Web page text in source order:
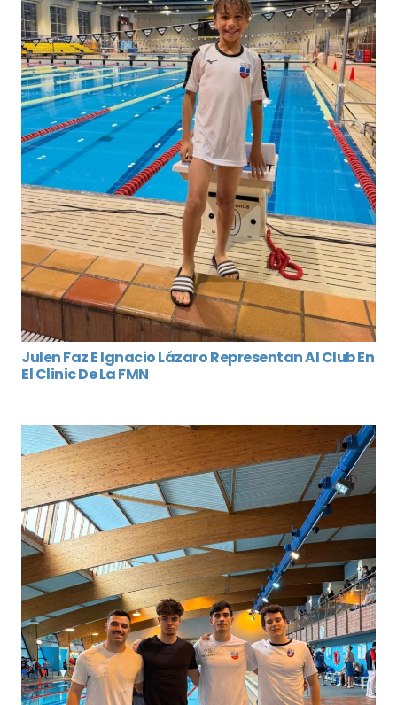
Julen Faz E Ignacio Lázaro Representan Al Club En
El Clinic De La FMN